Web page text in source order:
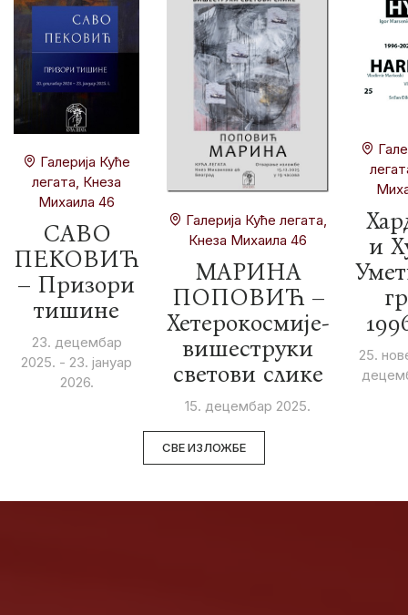
Галерија Куће
легата, Кнеза
Михаила 46
САВО
ПЕКОВИЋ
– Призори
тишине
23. децембар
2025. - 23. јануар
2026.
Галерија Куће легата,
Кнеза Михаила 46
МАРИНА
ПОПОВИЋ –
Хетерокосмије-
вишеструки
светови слике
15. децембар 2025.
и
25.
СВЕ ИЗЛОЖБЕ